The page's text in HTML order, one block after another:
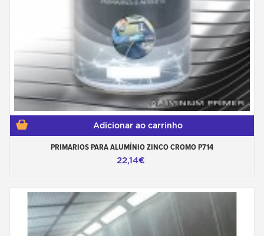
Adicionar ao carrinho
PRIMARIOS PARA ALUMÍNIO ZINCO CROMO P714
22,14€